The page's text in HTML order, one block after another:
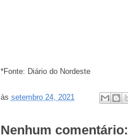
*Fonte: Diário do Nordeste
às setembro 24, 2021
Nenhum comentário: